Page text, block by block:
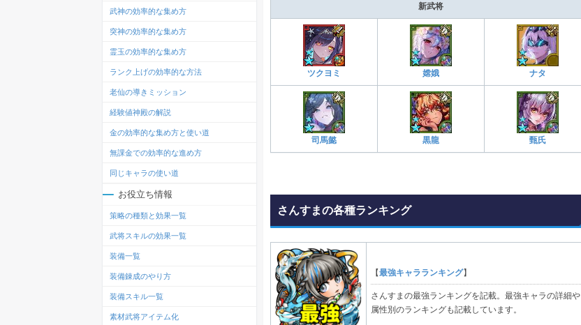
新武将
ツクヨミ 嫦娥 ナタ
司馬懿 黒龍 甄氏
さんすまの各種ランキング
【最強キャラランキング】
さんすまの最強ランキングを記載。最強キャラの詳細や
属性別のランキングも記載しています。
武神の効率的な集め方
突神の効率的な集め方
霊玉の効率的な集め方
ランク上げの効率的な方法
老仙の導きミッション
経験値神殿の解説
金の効率的な集め方と使い道
無課金での効率的な進め方
同じキャラの使い道
お役立ち情報
策略の種類と効果一覧
武将スキルの効果一覧
装備一覧
装備錬成のやり方
装備スキル一覧
素材武将アイテム化